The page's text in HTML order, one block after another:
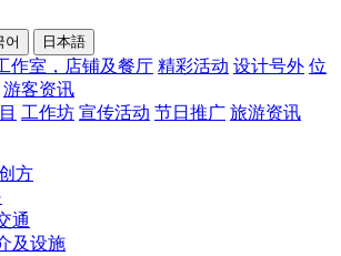
어 日本語
作室，店铺及餐厅 精彩活动 设计号外 位
游客资讯
工作坊 宣传活动 节日推广 旅游资讯
方
通
及设施